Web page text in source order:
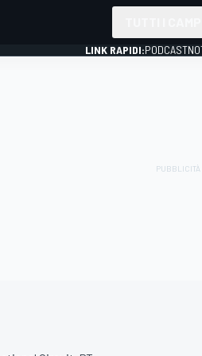
LINK RAPIDI:PODCAST